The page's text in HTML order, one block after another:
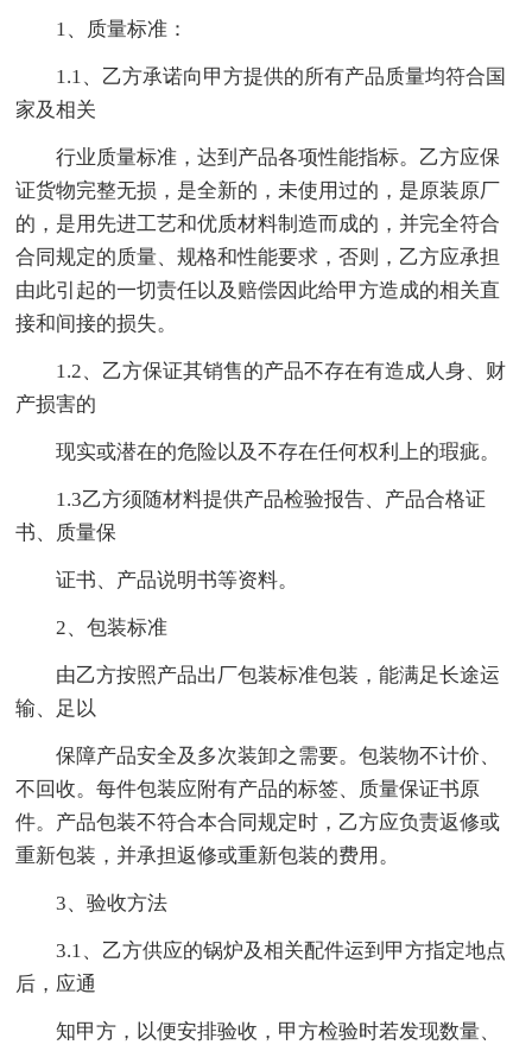
1、质量标准：
1.1、乙方承诺向甲方提供的所有产品质量均符合国
家及相关
行业质量标准，达到产品各项性能指标。乙方应保
证货物完整无损，是全新的，未使用过的，是原装原厂
的，是用先进工艺和优质材料制造而成的，并完全符合
合同规定的质量、规格和性能要求，否则，乙方应承担
由此引起的一切责任以及赔偿因此给甲方造成的相关直
接和间接的损失。
1.2、乙方保证其销售的产品不存在有造成人身、财
产损害的
现实或潜在的危险以及不存在任何权利上的瑕疵。
1.3乙方须随材料提供产品检验报告、产品合格证
书、质量保
证书、产品说明书等资料。
2、包装标准
由乙方按照产品出厂包装标准包装，能满足长途运
输、足以
保障产品安全及多次装卸之需要。包装物不计价、
不回收。每件包装应附有产品的标签、质量保证书原
件。产品包装不符合本合同规定时，乙方应负责返修或
重新包装，并承担返修或重新包装的费用。
3、验收方法
3.1、乙方供应的锅炉及相关配件运到甲方指定地点
后，应通
知甲方，以便安排验收，甲方检验时若发现数量、